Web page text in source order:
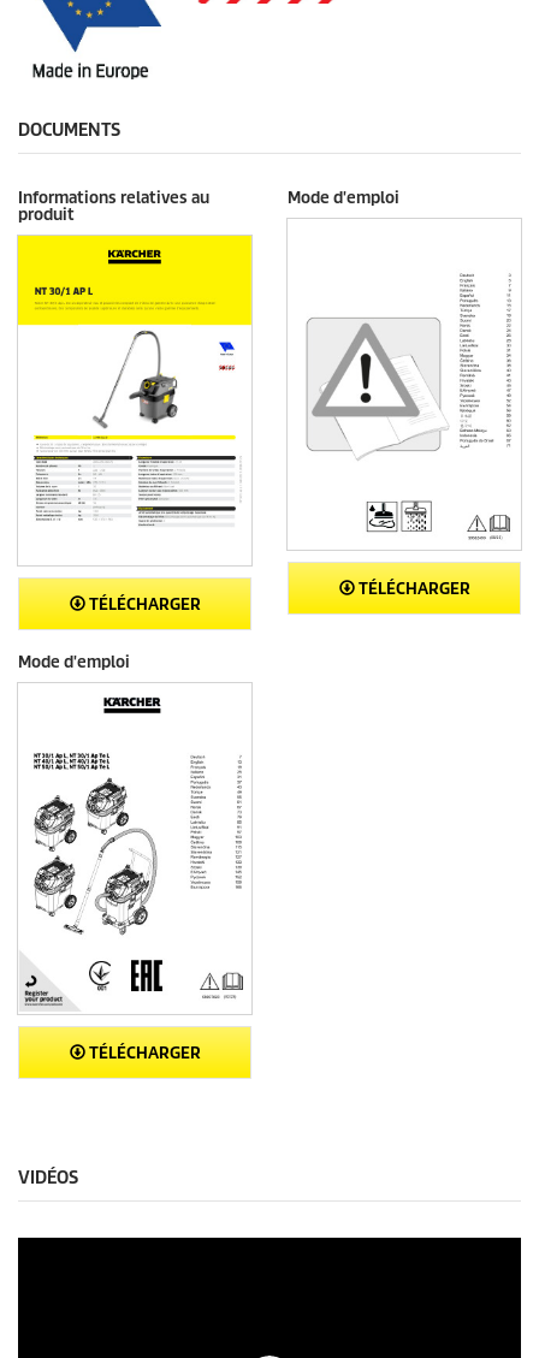
DOCUMENTS
Informations relatives au
produit
TÉLÉCHARGER
Mode d'emploi
TÉLÉCHARGER
Mode d'emploi
TÉLÉCHARGER
VIDÉOS